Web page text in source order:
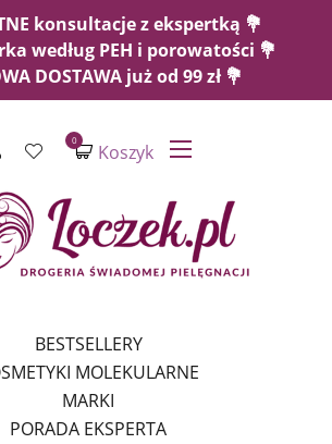
konsultacje z ekspertką 💐
według PEH i porowatości 💐
DOSTAWA już od 99 zł 💐
Koszyk
0
BESTSELLERY
MOLEKULARNE
MARKI
PORADA EKSPERTA